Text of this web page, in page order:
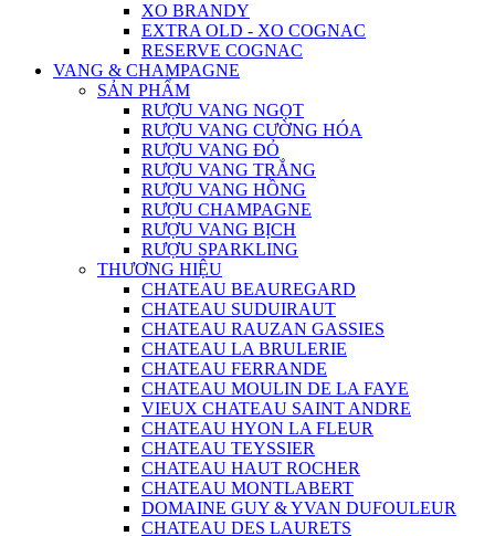
XO BRANDY
EXTRA OLD - XO COGNAC
RESERVE COGNAC
VANG & CHAMPAGNE
SẢN PHẨM
RƯỢU VANG NGỌT
RƯỢU VANG CƯỜNG HÓA
RƯỢU VANG ĐỎ
RƯỢU VANG TRẮNG
RƯỢU VANG HỒNG
RƯỢU CHAMPAGNE
RƯỢU VANG BỊCH
RƯỢU SPARKLING
THƯƠNG HIỆU
CHATEAU BEAUREGARD
CHATEAU SUDUIRAUT
CHATEAU RAUZAN GASSIES
CHATEAU LA BRULERIE
CHATEAU FERRANDE
CHATEAU MOULIN DE LA FAYE
VIEUX CHATEAU SAINT ANDRE
CHATEAU HYON LA FLEUR
CHATEAU TEYSSIER
CHATEAU HAUT ROCHER
CHATEAU MONTLABERT
DOMAINE GUY & YVAN DUFOULEUR
CHATEAU DES LAURETS